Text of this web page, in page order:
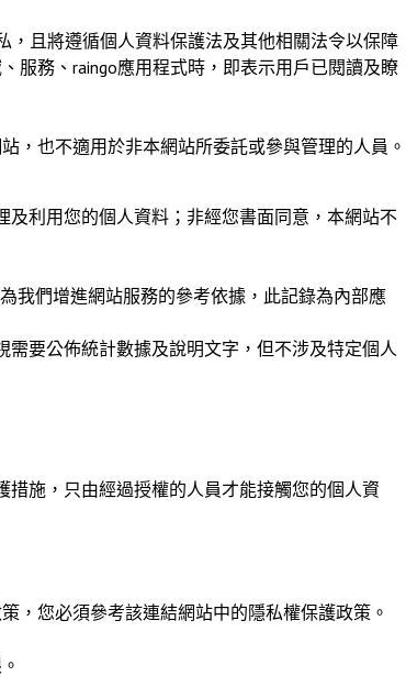
，且將遵循個人資料保護法及其他相關法令以保障
服務、raingo應用程式時，即表示用戶已閱讀及瞭
，也不適用於非本網站所委託或參與管理的人員。
利用您的個人資料；非經您書面同意，本網站不
我們增進網站服務的參考依據，此記錄為內部應
要公佈統計數據及說明文字，但不涉及特定個人
施，只由經過授權的人員才能接觸您的個人資
，您必須參考該連結網站中的隱私權保護政策。